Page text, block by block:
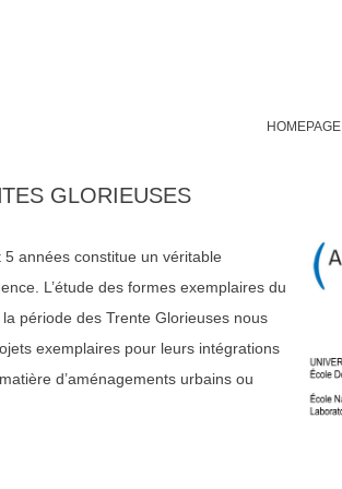
HOMEPAGE
GLORIEUSES
années constitue un véritable
L’étude des formes exemplaires du
période des Trente Glorieuses nous
exemplaires pour leurs intégrations
d’aménagements urbains ou